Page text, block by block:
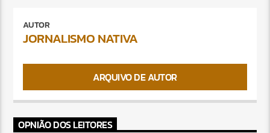
AUTOR
JORNALISMO NATIVA
ARQUIVO DE AUTOR
OPNIÃO DOS LEITORES